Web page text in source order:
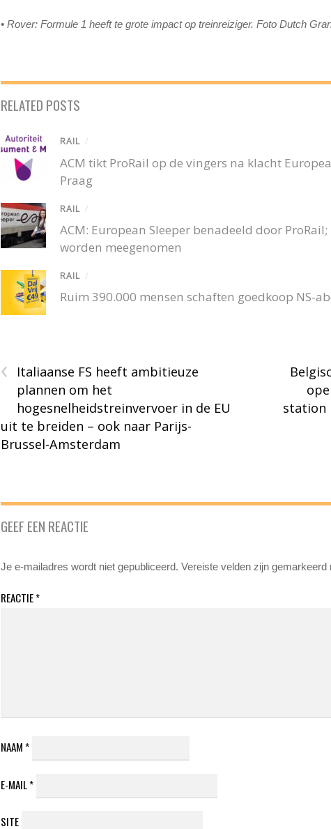
•Rover: Formule 1 heeft te grote impact op treinreiziger. Foto Dutch
RELATED POSTS
RAIL /
ACM tikt ProRail op de vingers na klacht
Praag
RAIL /
ACM: European Sleeper benadeeld door
worden meegenomen
RAIL /
Ruim 390.000 mensen schaften goedkoop NS-
‹
Italiaanse FS heeft ambitieuze
plannen om het
hogesnelheidstreinvervoer in de EU
uit te breiden – ook naar Parijs-
Brussel-Amsterdam
station
GEEF EEN REACTIE
Je e-mailadres wordt niet gepubliceerd. Vereiste velden zijn
REACTIE*
NAAM *
E-MAIL*
SITE